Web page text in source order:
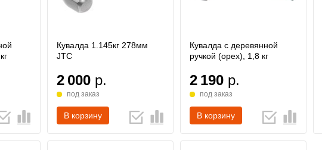
Кувалда 1.145кг 278мм
JTC
2 000 р.
под заказ
В корзину
Кувалда с деревянной
ручкой (орех), 1,8 кг
2 190 р.
под заказ
В корзину